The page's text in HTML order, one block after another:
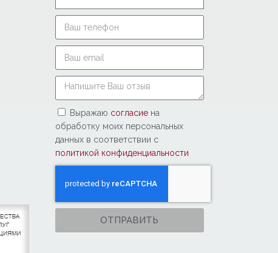
Выражаю согласие на
обработку моих персональных
данных в соответствии с
политикой конфиденциальности
ОТПРАВИТЬ